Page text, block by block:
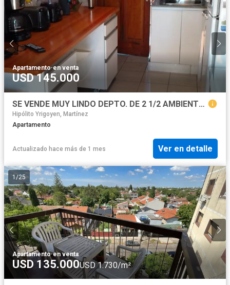
Apartamento·en venta
USD 145.000
SE VENDE MUY LINDO DEPTO. DE 2 1/2 AMBIENTES EN MARTINEZ. ZONA HIPÓDROMO
Hipólito Yrigoyen, Martínez
Apartamento
Actualizado hace más de 1 mes Ver en detalle
1 /25
Apartamento·en venta
USD 135.000USD 1.730/m²